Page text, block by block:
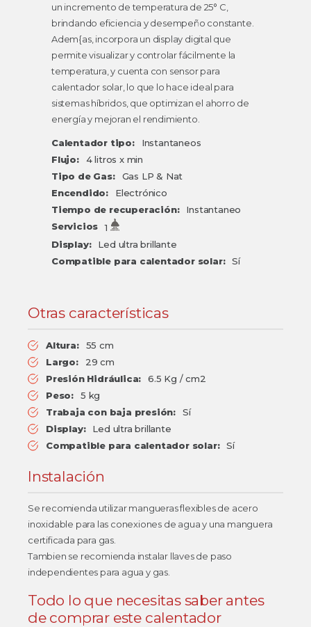
un incremento de temperatura de 25° C,
brindando eficiencia y desempeño constante.
Adem{as, incorpora un display digital que
permite visualizar y controlar fácilmente la
temperatura, y cuenta con sensor para
calentador solar, lo que lo hace ideal para
sistemas híbridos, que optimizan el ahorro de
energía y mejoran el rendimiento.
Calentador tipo:
Instantaneos
Flujo:
4 litros x min
Tipo de Gas:
Gas LP & Nat
Encendido:
Electrónico
Tiempo de recuperación:
Instantaneo
Servicios
1
Display:
Led ultra brillante
Compatible para calentador solar:
Sí
Otras características
Altura:
55 cm
Largo:
29 cm
Presión Hidráulica:
6.5 Kg / cm2
Peso:
5 kg
Trabaja con baja presión:
Sí
Display:
Led ultra brillante
Compatible para calentador solar:
Sí
Instalación
Se recomienda utilizar mangueras flexibles de acero
inoxidable para las conexiones de agua y una manguera
certificada para gas.
Tambien se recomienda instalar llaves de paso
independientes para agua y gas.
Todo lo que necesitas saber antes
de comprar este calentador